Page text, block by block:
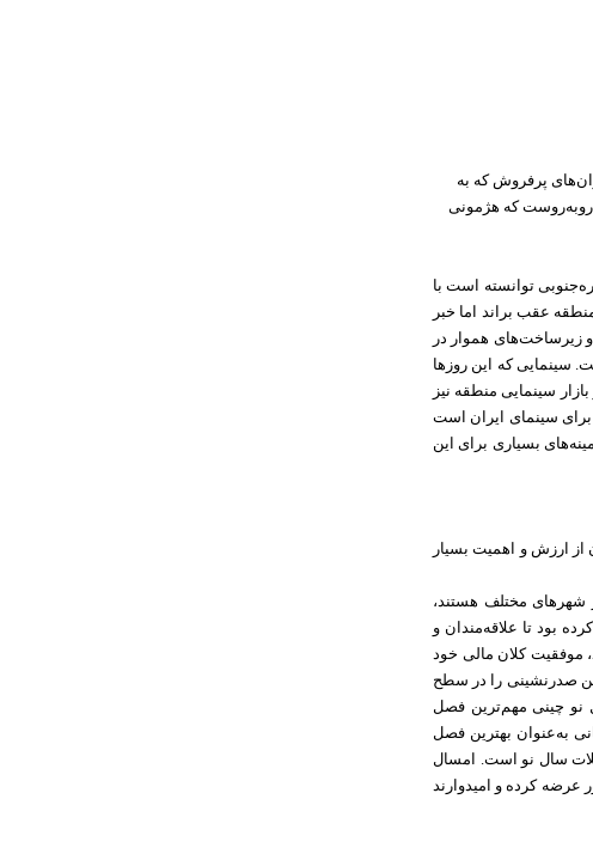
پرفروش که به
روبه‌روست که هژمونی
توانسته است با
عقب براند اما خبر
زیرساخت‌های هموار در
سینمایی که این روزها
سینمایی منطقه نیز
سینمای ایران است
بسیاری برای این
ارزش و اهمیت بسیار
شهرهای مختلف هستند،
بود تا علاقه‌مندان و
موفقیت کلان مالی خود
صدرنشینی را در سطح
نو چینی مهم‌ترین فصل
به‌عنوان بهترین فصل
سال نو است. امسال
عرضه کرده و امیدوارند